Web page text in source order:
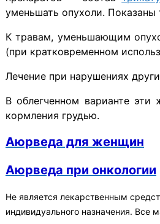
уменьшать опухоли. Показаны
К травам, уменьшающим
(при кратковременном
Лечение при нарушениях
В облегченном варианте
кормления грудью.
Аюрведа для женщин
​Аюрведа при онкологии
Не является лекарственным
индивидуального назначения. Все